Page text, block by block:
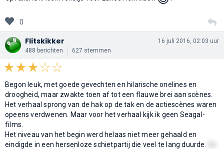
0
Flitskikker
488 berichten 627 stemmen
16 juli 2016, 02:03 uur
Begon leuk, met goede gevechten en hilarische onelines en
droogheid, maar zwakte toen af tot een flauwe brei aan scènes.
Het verhaal sprong van de hak op de tak en de actiescènes waren
opeens verdwenen. Maar voor het verhaal kijk ik geen Seagal-
films.
Het niveau van het begin werd helaas niet meer gehaald en
eindigde in een hersenloze schietpartij die veel te lang duurde.